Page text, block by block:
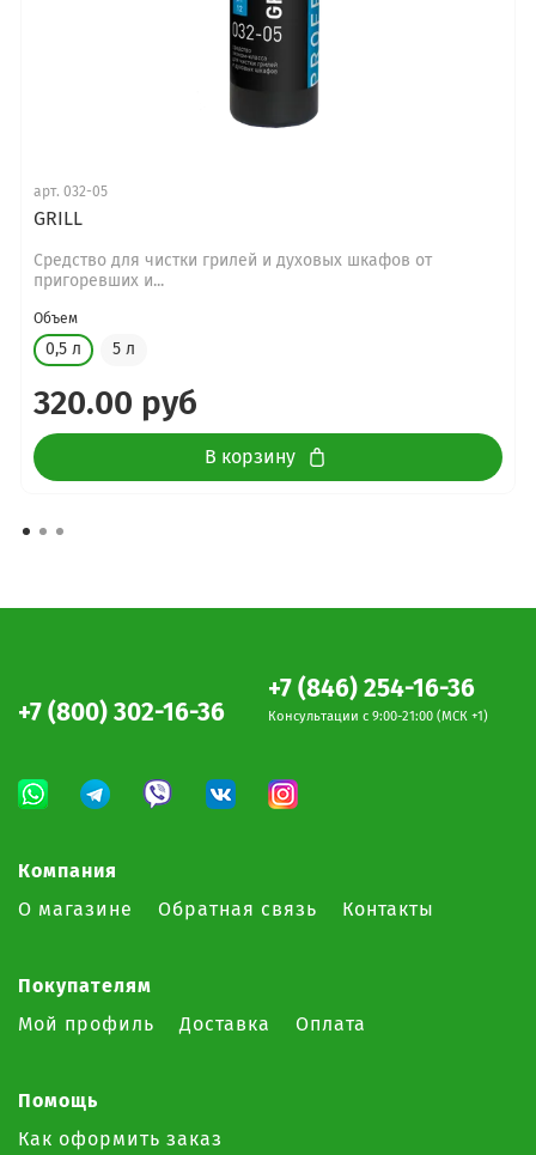
арт. 032-05
GRILL
Средство для чистки грилей и духовых шкафов от
пригоревших и...
Объем
0,5 л 5 л
320.00 руб
В корзину
Компания
О магазине
Обратная связь Контакты
Покупателям
Мой профиль
Доставка Оплата
Помощь
Как оформить заказ
+7 (800) 302-16-36
+7 (846) 254-16-36
Консультации c 9:00-21:00 (МСК +1)